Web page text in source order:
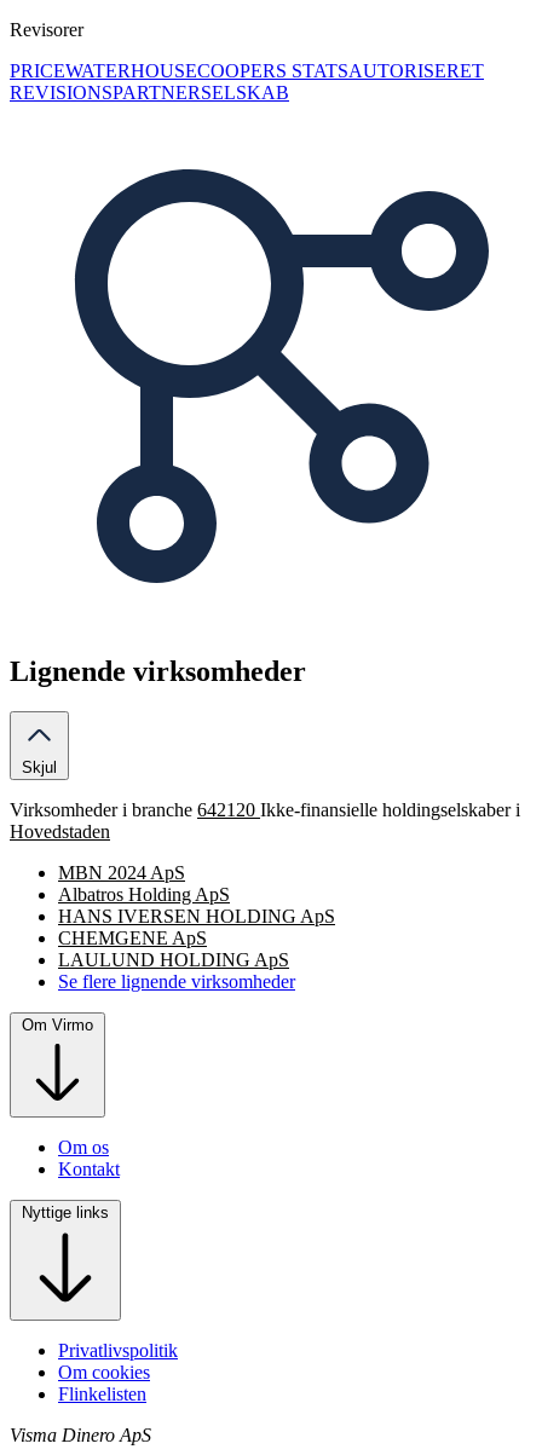
Revisorer
PRICEWATERHOUSECOOPERS STATSAUTORISERET
REVISIONSPARTNERSELSKAB
Lignende virksomheder
Skjul
Virksomheder i branche 642120 Ikke-finansielle holdingselskaber i
Hovedstaden
MBN 2024 ApS
Albatros Holding ApS
HANS IVERSEN HOLDING ApS
CHEMGENE ApS
LAULUND HOLDING ApS
Se flere lignende virksomheder
Om Virmo
Om os
Kontakt
Nyttige links
Privatlivspolitik
Om cookies
Flinkelisten
Visma Dinero ApS